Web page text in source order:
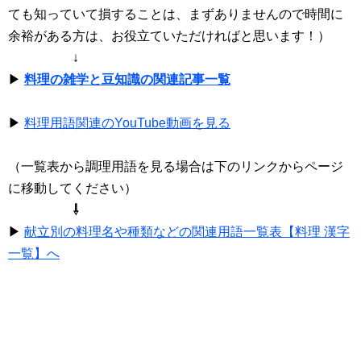
ても知っていて損することは、まずありませんので時間に
余裕がある方は、お役立ていただければと思います！）
↓
▶ 料理の雑学と豆知識の関連記事一覧
▶ 料理用語関連のYouTube動画を見る
（一覧表から調理用語を見る場合は下のリンクからページ
に移動してください）
⇩
▶ 献立別の料理名や種類などの関連用語一覧表【料理 漢字
一覧】へ